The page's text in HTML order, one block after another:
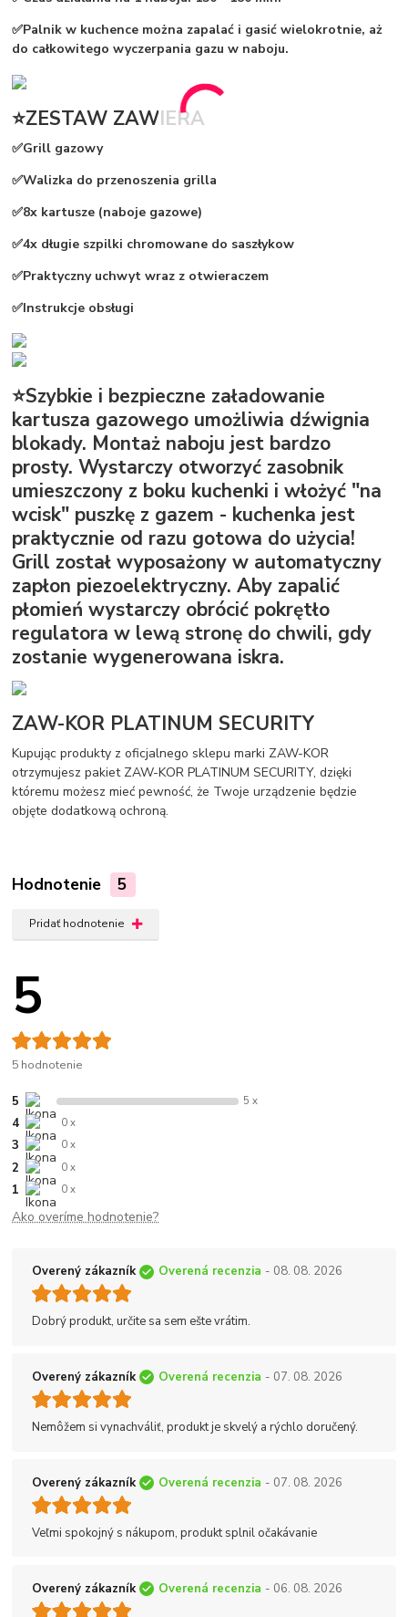
✅Palnik w kuchence można zapalać i gasić wielokrotnie, aż
do całkowitego wyczerpania gazu w naboju.
⭐ZESTAW ZAWIERA
✅Grill gazowy
✅Walizka do przenoszenia grilla
✅8x kartusze (naboje gazowe)
✅4x długie szpilki chromowane do saszłykow
✅Praktyczny uchwyt wraz z otwieraczem
✅Instrukcje obsługi
⭐Szybkie i bezpieczne załadowanie
kartusza gazowego umożliwia dźwignia
blokady. Montaż naboju jest bardzo
prosty. Wystarczy otworzyć zasobnik
umieszczony z boku kuchenki i włożyć "na
wcisk" puszkę z gazem - kuchenka jest
praktycznie od razu gotowa do użycia!
Grill został wyposażony w automatyczny
zapłon piezoelektryczny. Aby zapalić
płomień wystarczy obrócić pokrętło
regulatora w lewą stronę do chwili, gdy
zostanie wygenerowana iskra.
ZAW-KOR PLATINUM SECURITY
Kupując produkty z oficjalnego sklepu marki ZAW-KOR
otrzymujesz pakiet ZAW-KOR PLATINUM SECURITY, dzięki
któremu możesz mieć pewność, że Twoje urządzenie będzie
objęte dodatkową ochroną.
Hodnotenie 5
Pridať hodnotenie
5
5 hodnotenie
5 5 x
4 0 x
3 0 x
2 0 x
1 0 x
Ako overíme hodnotenie?
Overený zákazník Overená recenzia - 08. 08. 2026
Dobrý produkt, určite sa sem ešte vrátim.
Overený zákazník Overená recenzia - 07. 08. 2026
Nemôžem si vynachváliť, produkt je skvelý a rýchlo doručený.
Overený zákazník Overená recenzia - 07. 08. 2026
Veľmi spokojný s nákupom, produkt splnil očakávanie
Overený zákazník Overená recenzia - 06. 08. 2026